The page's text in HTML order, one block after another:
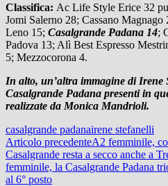
Classifica: Ac Life Style Erice 32
Jomi Salerno 28; Cassano
Leno 15; Casalgrande Padana 14;
Padova 13; Alì Best Espresso
5; Mezzocorona 4.
In alto, un’altra immagine di Irene
Casalgrande Padana presenti in
realizzate da Monica Mandrioli.
casalgrande padanairene stefanelli
Navigazione
articolo
Articolo precedenteA2 femminile,
Casalgrande resta a secco anche a
femminile, la Casalgrande Padana
al 6° posto